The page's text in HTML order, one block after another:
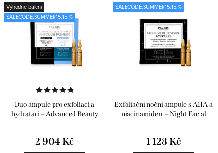
Výhodné balení
SALECODE:SUMMER15:15:%
Duo ampule pro exfoliaci a
hydrataci – Advanced Beauty
2 904 Kč
SALECODE:SUMMER15:15:%
Exfoliační noční ampule s AHA a
niacinamidem – Night Facial
1 128 Kč